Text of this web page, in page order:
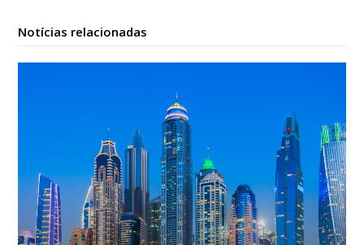
Notícias relacionadas